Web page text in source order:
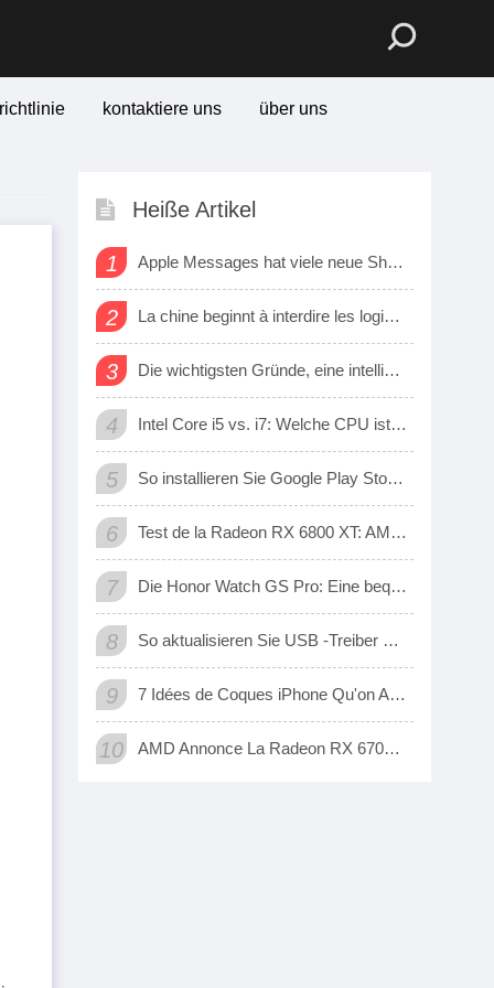
kontaktiere uns über uns
Heiße Artikel
1 Apple Messages hat viele neue Sharing -Funktionen erhalten
2 La chine beginnt à interdire les logiciels et matériels Étrangers dans les bureaux d’état
3 Die wichtigsten Gründe, eine intelligente Uhr zu kaufen
4 Intel Core i5 vs. i7: Welche CPU ist für mich?
5 So installieren Sie Google Play Store auf Amazon Fire Tablet
6 Test de la Radeon RX 6800 XT: AMD A ENFIN UNE Carte 3D Qui Tient Tête Aux Geforce RTX de Nvidia
7 Die Honor Watch GS Pro: Eine bequeme digitale Möglichkeit, Ihre Übung zu verfolgen
8 So aktualisieren Sie USB -Treiber unter Windows 10 (automatisch und manuell)
9 7 Idées de Coques iPhone Qu'on Adore
10 AMD Annonce La Radeon RX 6700 XT, SA Nouvelle Carte Graphique jouer à Fond EN 1440p